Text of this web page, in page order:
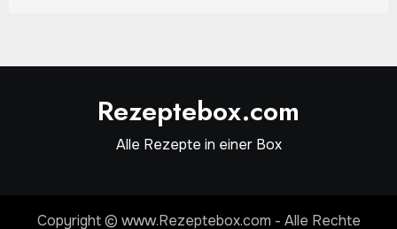
Rezeptebox.com
Alle Rezepte in einer Box
Copyright © www.Rezeptebox.com - Alle Rechte